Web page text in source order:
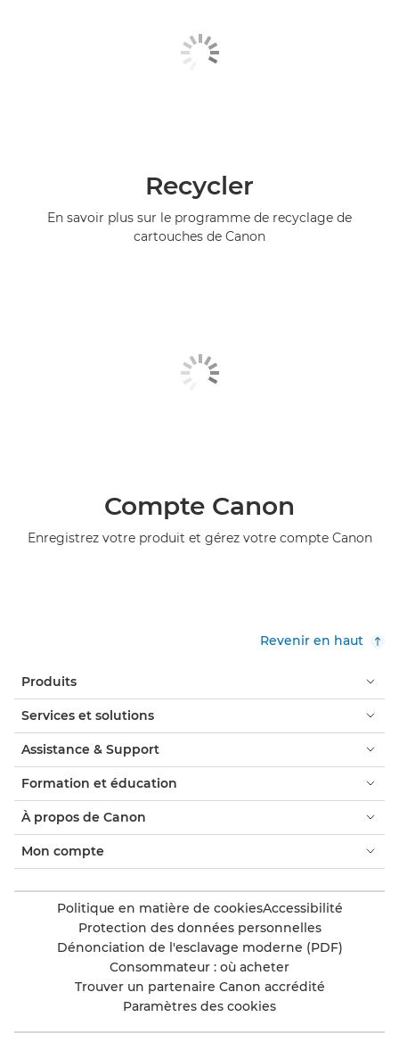
Recycler
En savoir plus sur le programme de recyclage de
cartouches de Canon
Compte Canon
Enregistrez votre produit et gérez votre compte Canon
Revenir en haut
Produits
Services et solutions
Assistance & Support
Formation et éducation
À propos de Canon
Mon compte
Politique en matière de cookiesAccessibilité
Protection des données personnelles
Dénonciation de l'esclavage moderne (PDF)
Consommateur : où acheter
Trouver un partenaire Canon accrédité
Paramètres des cookies